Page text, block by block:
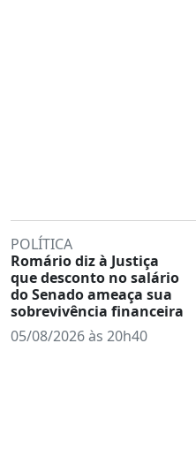
POLÍTICA
Romário diz à Justiça
que desconto no salário
do Senado ameaça sua
sobrevivência financeira
05/08/2026 às 20h40